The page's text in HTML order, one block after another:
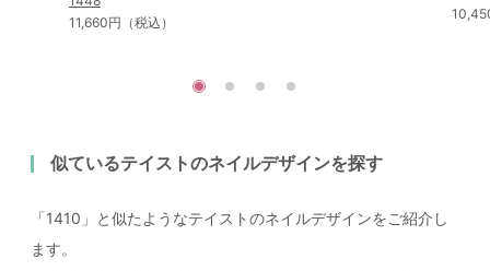
11,660円（税込）
似ているテイストのネイルデザインを探す
「1410」と似たようなテイストのネイルデザインをご紹介し
ます。